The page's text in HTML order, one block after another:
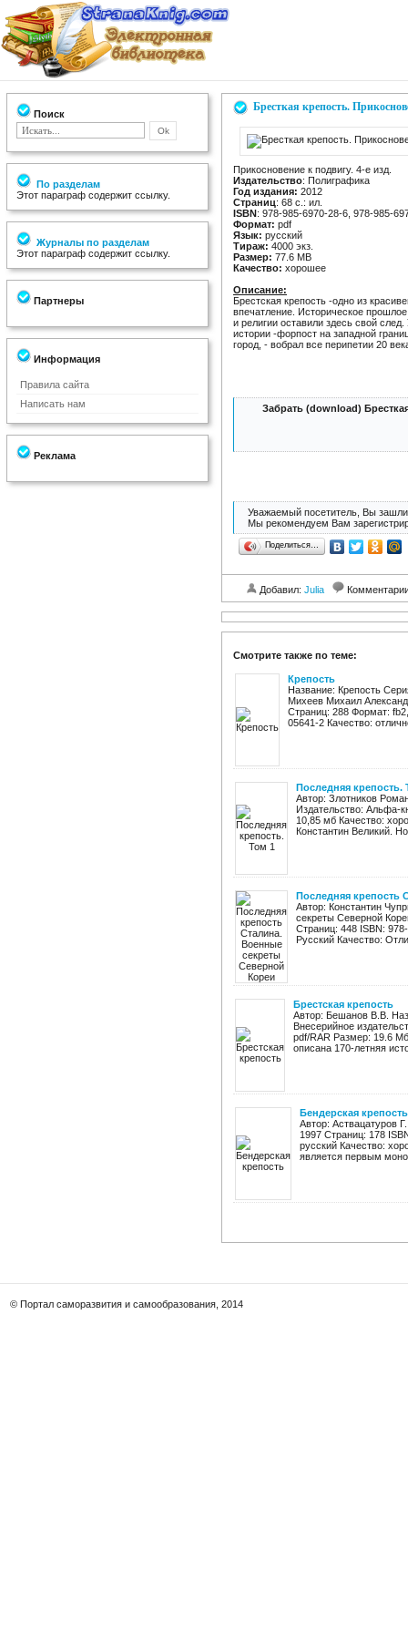
Поиск
По разделам
Этот параграф содержит ссылку.
Журналы по разделам
Этот параграф содержит ссылку.
Партнеры
Информация
Правила сайта
Написать нам
Реклама
Бресткая крепость.
Прикосновение к подвигу. 4-е изд.
Издательство: Полиграфика
Год издания: 2012
Страниц: 68 с.: ил.
ISBN: 978-985-6970-28-6, 978-985-
Формат: pdf
Язык: русский
Тираж: 4000 экз.
Размер: 77.6 MB
Качество: хорошее
Описание:
Брестская крепость -одно из
впечатление. Историческое
и религии оставили здесь свой
истории -форпост на западной
город, - вобрал все перипетии 20
Забрать (download)
Уважаемый посетитель, Вы зашли
Мы рекомендуем Вам
Поделиться…
Добавил: Julia
Смотрите также по теме:
Крепость
Название: Крепость
Михеев Михаил
Страниц: 288 Формат:
05641-2 Качество:
Последняя крепость.
Автор: Злотников
Издательство: Альфа-
10,85 мб Качество:
Константин Великий.
Последняя крепость
Автор: Константин
секреты Северной
Страниц: 448 ISBN:
Русский Качество:
Брестская крепость
Автор: Бешанов В.В.
Внесерийное
pdf/RAR Размер: 19.6
описана 170-летняя
Бендерская крепость
Автор: Аствацатуров
1997 Страниц: 178
русский Качество:
является первым
© Портал саморазвития и самообразования, 2014